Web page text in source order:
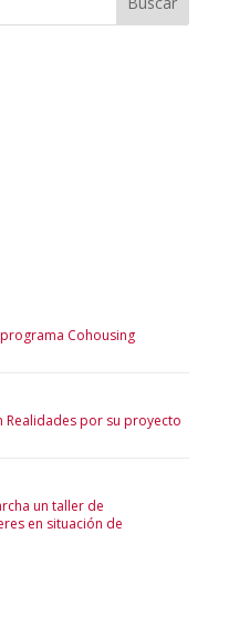
Cohousing
Realidades por su proyecto
un taller de
en situación de